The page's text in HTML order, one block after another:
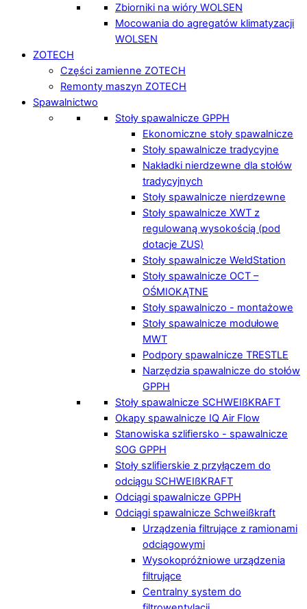
Zbiorniki na wióry WOLSEN
Mocowania do agregatów klimatyzacji
WOLSEN
ZOTECH
Części zamienne ZOTECH
Remonty maszyn ZOTECH
Spawalnictwo
Stoły spawalnicze GPPH
Ekonomiczne stoły spawalnicze
Stoły spawalnicze tradycyjne
Nakładki nierdzewne dla stołów
tradycyjnych
Stoły spawalnicze nierdzewne
Stoły spawalnicze XWT z
regulowaną wysokością (pod
dotacje ZUS)
Stoły spawalnicze WeldStation
Stoły spawalnicze OCT –
OŚMIOKĄTNE
Stoły spawalniczo - montażowe
Stoły spawalnicze modułowe
MWT
Podpory spawalnicze TRESTLE
Narzędzia spawalnicze do stołów
GPPH
Stoły spawalnicze SCHWEIßKRAFT
Okapy spawalnicze IQ Air Flow
Stanowiska szlifiersko - spawalnicze
SOG GPPH
Stoły szlifierskie z przyłączem do
odciągu SCHWEIßKRAFT
Odciągi spawalnicze GPPH
Odciągi spawalnicze Schweißkraft
Urządzenia filtrujące z ramionami
odciągowymi
Wysokopróżniowe urządzenia
filtrujące
Centralny system do